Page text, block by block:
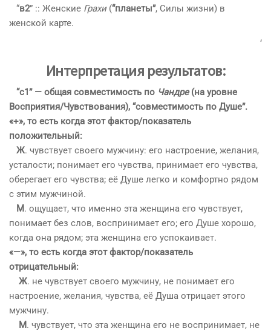
“в2” :: Женские Грахи(“планеты”, Силы жизни) в
женской карте.
‘
Интерпретация результатов:
“с1” — общая совместимость по Чандре(на уровне
Восприятия/Чувствования), “совместимость по Душе”.
«+», то есть когда этот фактор/показатель
положительный:
Ж. чувствует своего мужчину: его настроение, желания,
усталости; понимает его чувства, принимает его чувства,
оберегает его чувства; её Душе легко и комфортно рядом
с этим мужчиной.
М. ощущает, что именно эта женщина его чувствует,
понимает без слов, воспринимает его; его Душе хорошо,
когда она рядом; эта женщина его успокаивает.
«—», то есть когда этот фактор/показатель
отрицательный:
Ж. не чувствует своего мужчину, не понимает его
настроение, желания, чувства, её Душа отрицает этого
мужчину.
М. чувствует, что эта женщина его не воспринимает, не